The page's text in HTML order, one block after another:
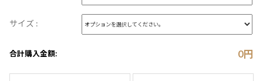
サイズ :
合計購入金額: 0円